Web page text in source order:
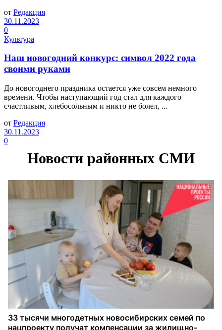
от Редакция
30.11.2023
0
Культура
Наш новогодний конкурс: символ 2022 года
своими руками
До новогоднего праздника остается уже совсем немного
времени. Чтобы наступающий год стал для каждого
счастливым, хлебосольным и никто не болел, ...
от Редакция
30.11.2023
0